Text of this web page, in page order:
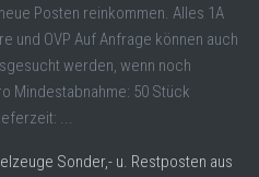
Posten reinkommen. Alles 1A
und OVP Auf Anfrage können auch
werden, wenn noch
Mindestabnahme: 50 Stück
...
Sonder,- u. Restposten aus